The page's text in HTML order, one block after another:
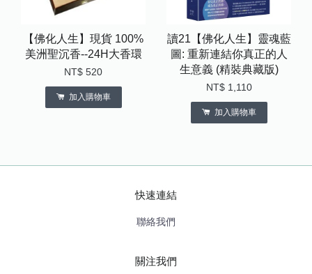
【佛化人生】現貨 100%
美洲聖沉香--24H大香環
NT$ 520
加入購物車
讀21【佛化人生】靈魂藍
圖: 重新連結你真正的人
生意義 (精裝典藏版)
NT$ 1,110
加入購物車
快速連結
聯絡我們
關注我們